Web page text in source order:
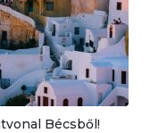
Bécsből!